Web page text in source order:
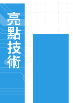
亮點技術